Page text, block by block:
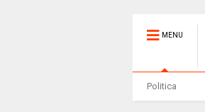
MENU
Politica